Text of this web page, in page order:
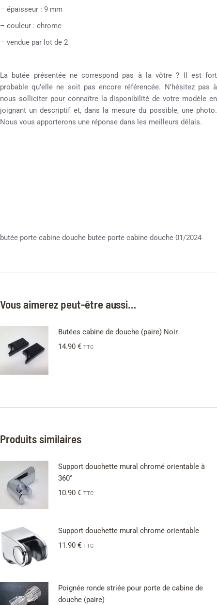
– épaisseur : 9 mm
– couleur : chrome
– vendue par lot de 2
La butée présentée ne correspond pas à la vôtre ? Il est fort
probable qu’elle ne soit pas encore référencée. N’hésitez pas à
nous solliciter pour connaître la disponibilité de votre modèle en
joignant un descriptif et, dans la mesure du possible, une photo.
Nous vous apporterons une réponse dans les meilleurs délais.
butée porte cabine douche butée porte cabine douche 01/2024
Vous aimerez peut-être aussi…
Butées cabine de douche (paire) Noir
14.90 € TTC
Produits similaires
Support douchette mural chromé orientable à
360°
10.90 € TTC
Support douchette mural chromé orientable
11.90 € TTC
Poignée ronde striée pour porte de cabine de
douche (paire)